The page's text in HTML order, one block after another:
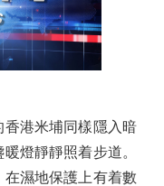
港米埔同樣隱入暗
燈靜靜照着步道。
濕地保護上有着數